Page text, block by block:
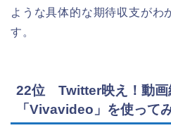
ような具体的な期待収支がわ
す。
22位 Twitter映え！動画
「Vivavideo」を使って